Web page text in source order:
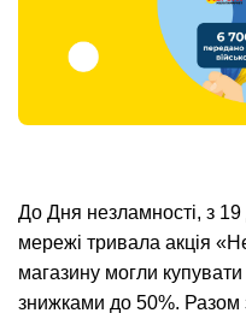
До Дня незламності, з
мережі тривала акція
магазину могли
знижками до 50%. Разом